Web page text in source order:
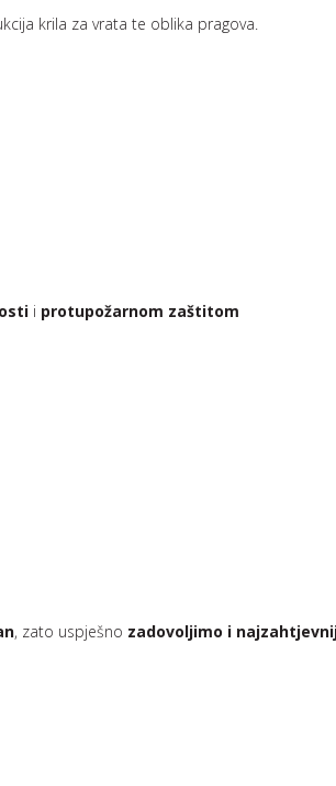
krila za vrata te oblika pragova.
i protupožarnom zaštitom
, zato uspješno zadovoljimo i